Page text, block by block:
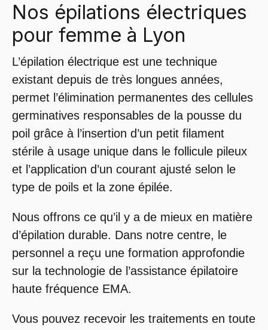
Nos épilations électriques
pour femme à Lyon
L’épilation électrique est une technique
existant depuis de très longues années,
permet l’élimination permanentes des cellules
germinatives responsables de la pousse du
poil grâce à l’insertion d’un petit filament
stérile à usage unique dans le follicule pileux
et l’application d’un courant ajusté selon le
type de poils et la zone épilée.
Nous offrons ce qu’il y a de mieux en matière
d’épilation durable. Dans notre centre, le
personnel a reçu une formation approfondie
sur la technologie de l’assistance épilatoire
haute fréquence EMA.
Vous pouvez recevoir les traitements en toute